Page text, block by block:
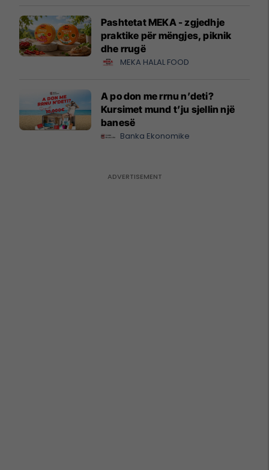
Pashtetat MEKA - zgjedhje
praktike për mëngjes, piknik
dhe rrugë
MEKA HALAL FOOD
A po don me rrnu n’deti?
Kursimet mund t’ju sjellin një
banesë
Banka Ekonomike